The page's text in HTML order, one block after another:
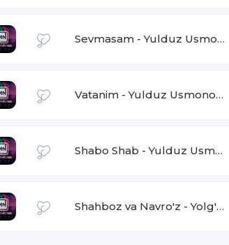
Sevmasam -Yulduz Usmonova
Vatanim -Yulduz Usmonova
Shabo Shab -Yulduz Usmonova
Shahboz va Navro'z -Yolg'on